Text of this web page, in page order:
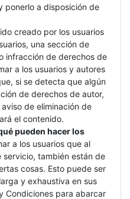
ponerlo a disposición de
creado por los usuarios
una sección de
infracción de derechos de
a los usuarios y autores
si se detecta que algún
de derechos de autor,
de eliminación de
el contenido.
pueden hacer los
a los usuarios que al
también están de
cosas. Esto puede ser
y exhaustiva en sus
Condiciones para abarcar